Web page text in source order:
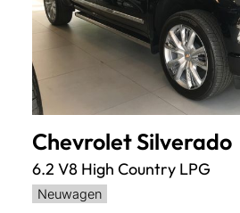
ChevroletSilverado
6.2 V8 High Country LPG
Neuwagen